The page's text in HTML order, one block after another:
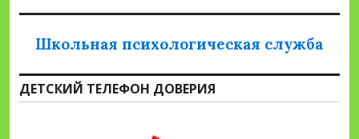
Школьная психологическая служба
ДЕТСКИЙ ТЕЛЕФОН ДОВЕРИЯ